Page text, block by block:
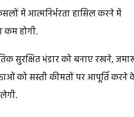
में आत्मनिर्भरता हासिल करने में
होगी.
सुरक्षित भंडार को बनाए रखने,
को सस्ती कीमतों पर आपूर्ति करने